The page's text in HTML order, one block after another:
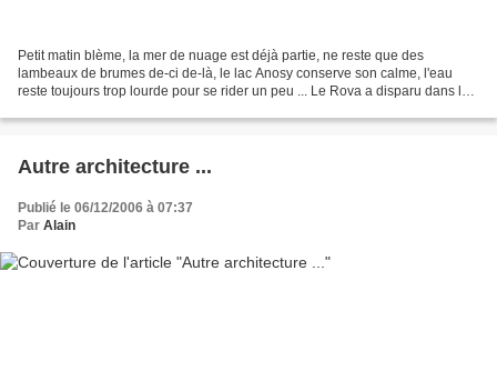
Petit matin blème, la mer de nuage est déjà partie, ne reste que des
lambeaux de brumes de-ci de-là, le lac Anosy conserve son calme, l'eau
reste toujours trop lourde pour se rider un peu ... Le Rova a disparu dans les
Autre architecture ...
Publié le 06/12/2006 à 07:37
Par Alain